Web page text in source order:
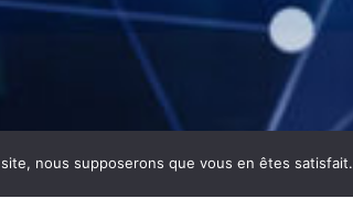
nous supposerons que vous en êtes satisfait.